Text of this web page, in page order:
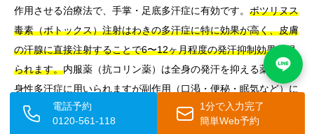
作用させる治療法で、手掌・足底多汗症に有効です。 ボツリヌス
毒素（ボトックス）注射はわきの多汗症に特に効果が高く、皮膚
の汗腺に直接注射することで6〜12ヶ月程度の発汗抑制効果が得
られます。内服薬（抗コリン薬）は全身の発汗を抑える薬で、全
身性多汗症に用いられますが副作用（口渇・便秘・眠気など）に
注意が必要です。最も根本的な治療としては、内視鏡的胸部交感
神経遮断術（ETS）という外科的手術もありますが、手術後に別
電話予約
0120-561-118
1分で入力完了
簡単Web予約